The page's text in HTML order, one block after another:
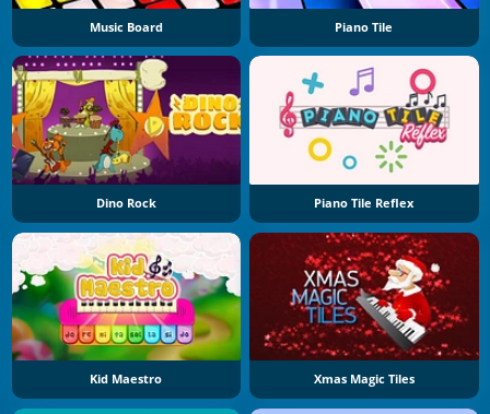
Music Board Piano Tile
Dino Rock Piano Tile Reflex
Kid Maestro Xmas Magic Tiles